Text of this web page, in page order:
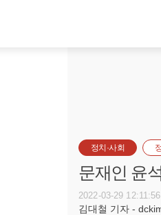
정치·사회
문재인 윤
2022-03-29 12:11:56
김대철 기자 -